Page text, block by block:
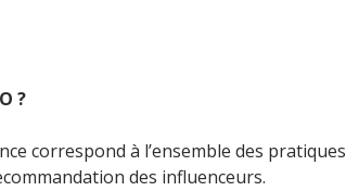
?
correspond à l’ensemble des pratiques
des influenceurs.